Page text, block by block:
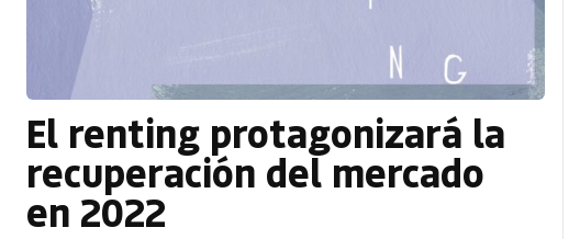
El renting protagonizará la
recuperación del mercado
en 2022